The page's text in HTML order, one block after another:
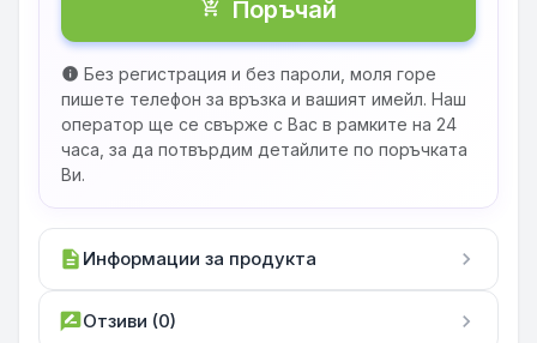
shopping_cart_checkout Поръчай
info Без регистрация и без пароли, моля горе
пишете телефон за връзка и вашият имейл. Наш
оператор ще се свърже с Вас в рамките на 24
часа, за да потвърдим детайлите по поръчката
Ви.
description Информации за продукта chevron_right
rate_reviewОтзиви (0) chevron_right